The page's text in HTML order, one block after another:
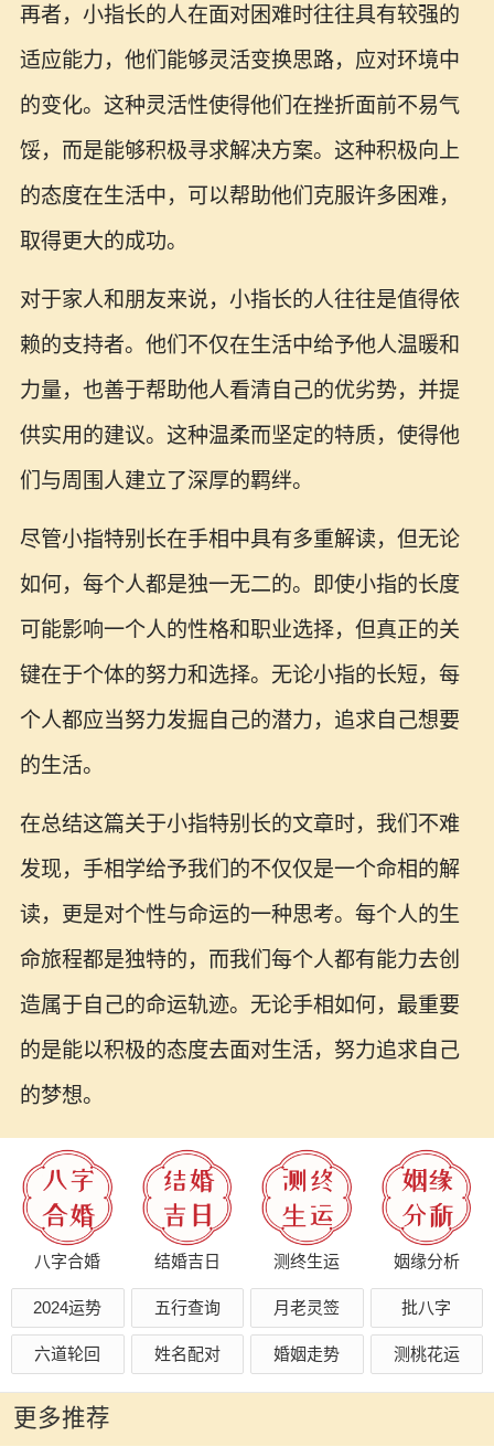
再者，小指长的人在面对困难时往往具有较强的
适应能力，他们能够灵活变换思路，应对环境中
的变化。这种灵活性使得他们在挫折面前不易气
馁，而是能够积极寻求解决方案。这种积极向上
的态度在生活中，可以帮助他们克服许多困难，
取得更大的成功。
对于家人和朋友来说，小指长的人往往是值得依
赖的支持者。他们不仅在生活中给予他人温暖和
力量，也善于帮助他人看清自己的优劣势，并提
供实用的建议。这种温柔而坚定的特质，使得他
们与周围人建立了深厚的羁绊。
尽管小指特别长在手相中具有多重解读，但无论
如何，每个人都是独一无二的。即使小指的长度
可能影响一个人的性格和职业选择，但真正的关
键在于个体的努力和选择。无论小指的长短，每
个人都应当努力发掘自己的潜力，追求自己想要
的生活。
在总结这篇关于小指特别长的文章时，我们不难
发现，手相学给予我们的不仅仅是一个命相的解
读，更是对个性与命运的一种思考。每个人的生
命旅程都是独特的，而我们每个人都有能力去创
造属于自己的命运轨迹。无论手相如何，最重要
的是能以积极的态度去面对生活，努力追求自己
的梦想。
八字合婚 结婚吉日 测终生运 姻缘分析
2024运势 五行查询 月老灵签 批八字
六道轮回 姓名配对 婚姻走势 测桃花运
更多推荐